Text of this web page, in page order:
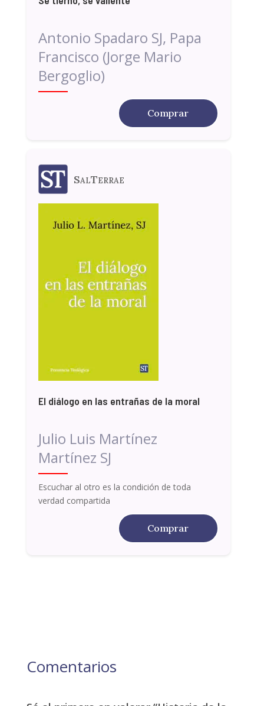
Antonio Spadaro SJ, Papa
Francisco (Jorge Mario
Bergoglio)
Comprar
SalTerrae
El diálogo en las entrañas de la moral
Julio Luis Martínez
Martínez SJ
Escuchar al otro es la condición de toda
verdad compartida
Comprar
Comentarios